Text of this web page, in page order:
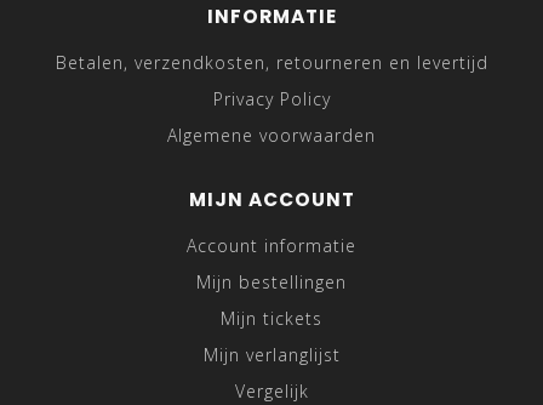
INFORMATIE
Betalen, verzendkosten, retourneren en levertijd
Privacy Policy
Algemene voorwaarden
MIJN ACCOUNT
Account informatie
Mijn bestellingen
Mijn tickets
Mijn verlanglijst
Vergelijk